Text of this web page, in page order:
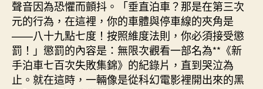
聲音因為恐懼而顫抖。「垂直泊車？那是在第三次
元的行為，在這裡，你的車體與停車線的夾角是
——八十九點七度！按照維度法則，你必須接受懲
罰！」懲罰的內容是：無限次觀看一部名為**《新
手泊車七百次失敗集錦》的紀錄片，直到哭泣為
止。就在這時，一輛像是從科幻電影裡開出來的黑